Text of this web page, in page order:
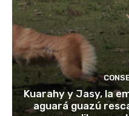
Kuarahy y Jasy, la
aguará guazú